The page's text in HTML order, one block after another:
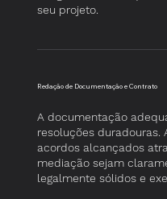
seu projeto.
​Redação de Documentação e Contrato
A documentação
resoluções duradouras.
acordos alcançados
mediação sejam
legalmente sólidos e